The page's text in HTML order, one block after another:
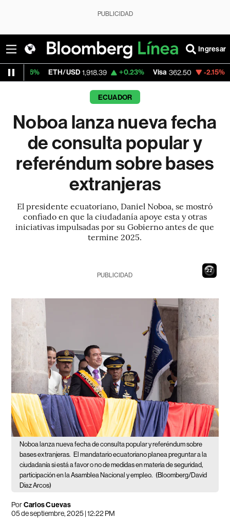
PUBLICIDAD
Ingresar
ETH/USD 1,918.39 +0.23% Visa 362.50 -2.15%
ECUADOR
Noboa lanza nueva fecha
de consulta popular y
referéndum sobre bases
extranjeras
El presidente ecuatoriano, Daniel Noboa, se mostró
confiado en que la ciudadanía apoye esta y otras
iniciativas impulsadas por su Gobierno antes de que
termine 2025.
21
PUBLICIDAD
Noboa lanza nueva fecha de consulta popular y referéndum sobre
bases extranjeras. El mandatario ecuatoriano planea preguntar a la
ciudadanía si está a favor o no de medidas en materia de seguridad,
participación en la Asamblea Nacional y empleo. (Bloomberg/David
Diaz Arcos)
PorCarlos Cuevas
05 de septiembre, 2025 | 12:22 PM